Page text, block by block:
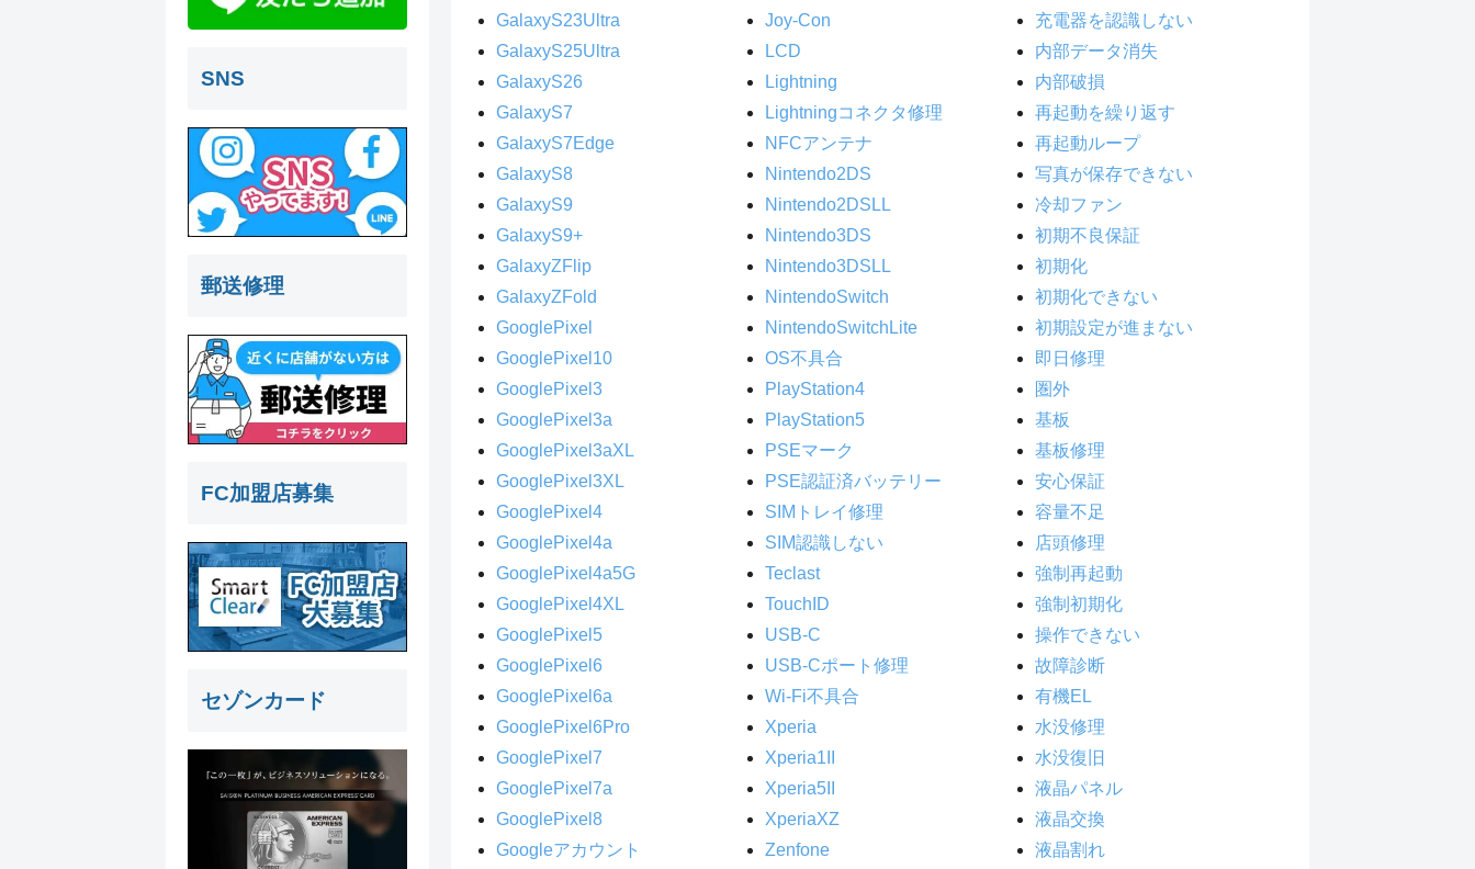
GalaxyS23Ultra
GalaxyS25Ultra
GalaxyS26
GalaxyS7
GalaxyS7Edge
GalaxyS8
GalaxyS9
GalaxyS9+
GalaxyZFlip
GalaxyZFold
GooglePixel
GooglePixel10
GooglePixel3
GooglePixel3a
GooglePixel3aXL
GooglePixel3XL
GooglePixel4
GooglePixel4a
GooglePixel4a5G
GooglePixel4XL
GooglePixel5
GooglePixel6
GooglePixel6a
GooglePixel6Pro
GooglePixel7
GooglePixel7a
GooglePixel8
Googleアカウント
Joy-Con
LCD
Lightning
Lightningコネクタ修理
NFCアンテナ
Nintendo2DS
Nintendo2DSLL
Nintendo3DS
Nintendo3DSLL
NintendoSwitch
NintendoSwitchLite
OS不具合
PlayStation4
PlayStation5
PSEマーク
PSE認証済バッテリー
SIMトレイ修理
SIM認識しない
Teclast
TouchID
USB-C
USB-Cポート修理
Wi-Fi不具合
Xperia
Xperia1II
Xperia5II
XperiaXZ
Zenfone
充電器を認識しない
内部データ消失
内部破損
再起動を繰り返す
再起動ループ
写真が保存できない
冷却ファン
初期不良保証
初期化
初期化できない
初期設定が進まない
即日修理
圏外
基板
基板修理
安心保証
容量不足
店頭修理
強制再起動
強制初期化
操作できない
故障診断
有機EL
水没修理
水没復旧
液晶パネル
液晶交換
液晶割れ
SNS
郵送修理
FC加盟店募集
セゾンカード